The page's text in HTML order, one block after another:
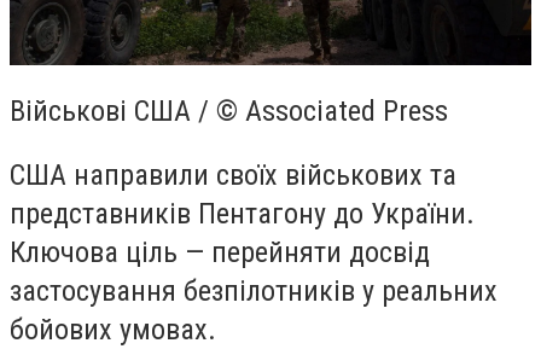
Військові США / © Associated Press
США направили своїх військових та
представників Пентагону до України.
Ключова ціль — перейняти досвід
застосування безпілотників у реальних
бойових умовах.